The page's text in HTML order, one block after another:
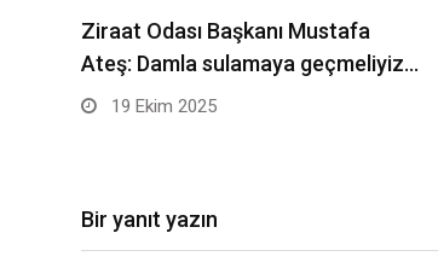
Ziraat Odası Başkanı Mustafa
Ateş: Damla sulamaya geçmeliyiz…
19 Ekim 2025
Bir yanıt yazın